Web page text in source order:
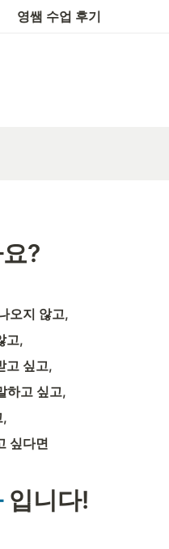
영쌤 수업 후기
?
오지 않고,
고,
고 싶고,
하고 싶고,
,
싶다면
입니다!